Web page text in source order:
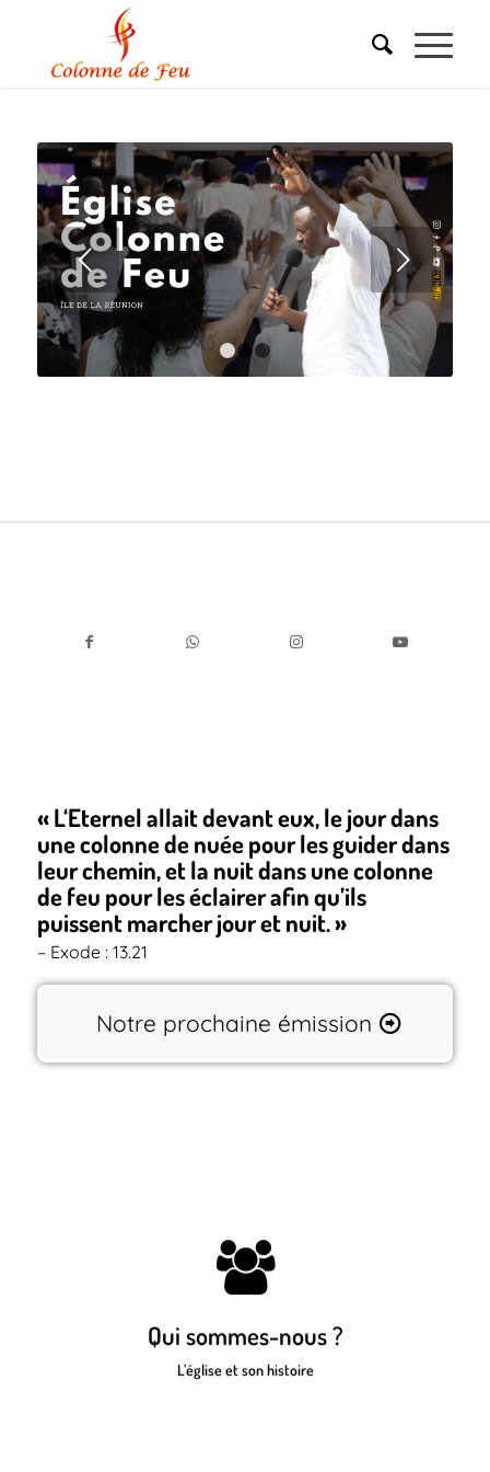
Suivant
3
« L‘Eternel allait devant eux, le jour dans
une colonne de nuée pour les guider dans
leur chemin, et la nuit dans une colonne
de feu pour les éclairer afin qu’ils
puissent marcher jour et nuit. »
– Exode : 13.21
Notre prochaine émission
Qui sommes-nous ?
L’église et son histoire
Cliquez ici pour découvrir l’équipe
l’histoire de Colonne de Feu